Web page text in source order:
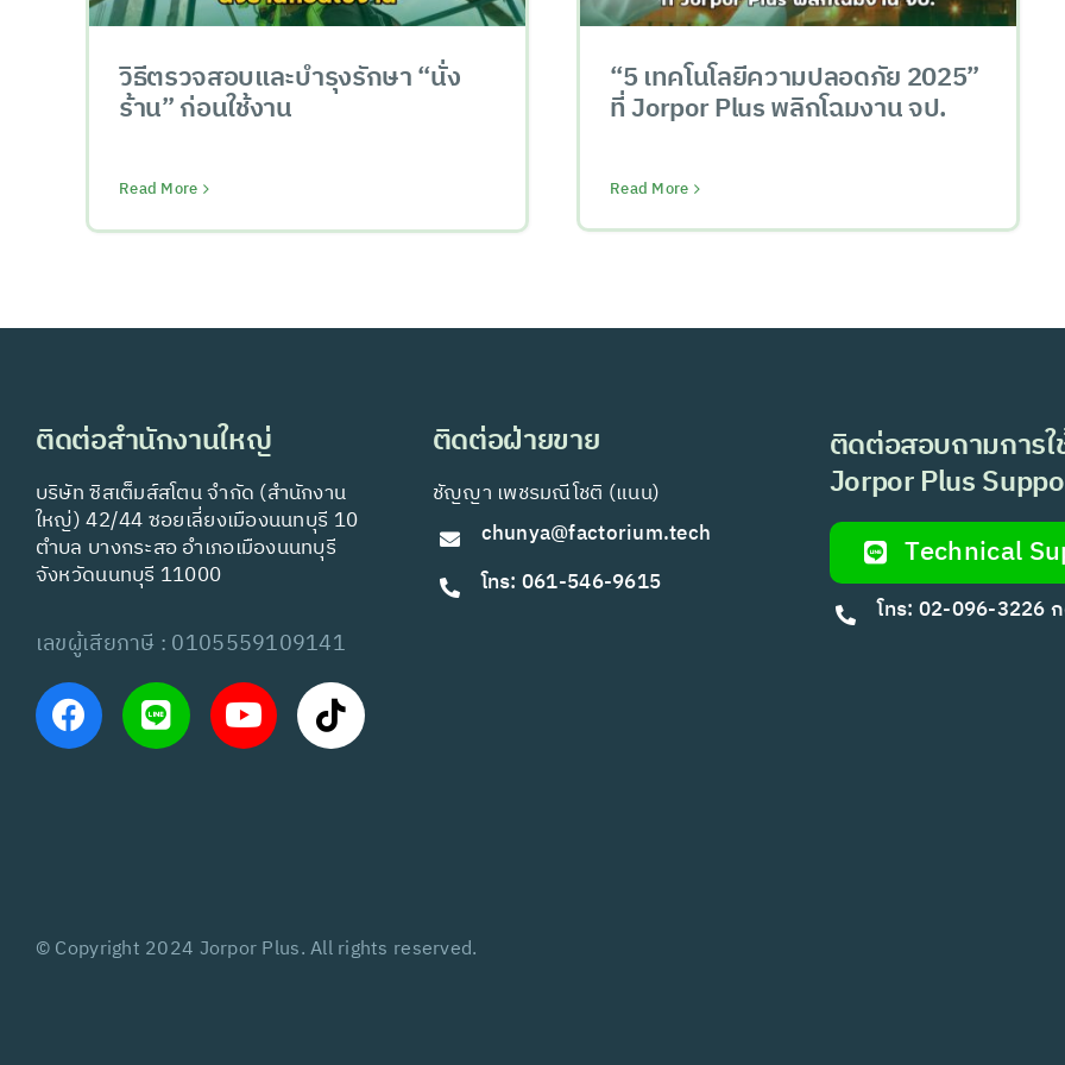
วิธีตรวจสอบและบำรุงรักษา “นั่ง
ร้าน” ก่อนใช้งาน
Read More
“5 เทคโนโลยีความปลอดภัย 2025”
ที่ Jorpor Plus พลิกโฉมงาน จป.
Read More
ติดต่อสำนักงานใหญ่
บริษัท ซิสเต็มส์สโตน จำกัด (สำนักงาน
ใหญ่) 42/44 ซอยเลี่ยงเมืองนนทบุรี 10
ตำบล บางกระสอ อำเภอเมืองนนทบุรี
จังหวัดนนทบุรี 11000
เลขผู้เสียภาษี : 0105559109141
ติดต่อฝ่ายขาย
ชัญญา เพชรมณีโชติ (แนน)
chunya@factorium.tech
โทร: 061-546-9615
ติดต่อสอบถามการใ
Jorpor Plus
Technical
โทร: 02-096-3226
© Copyright 2024 Jorpor Plus. All rights reserved.